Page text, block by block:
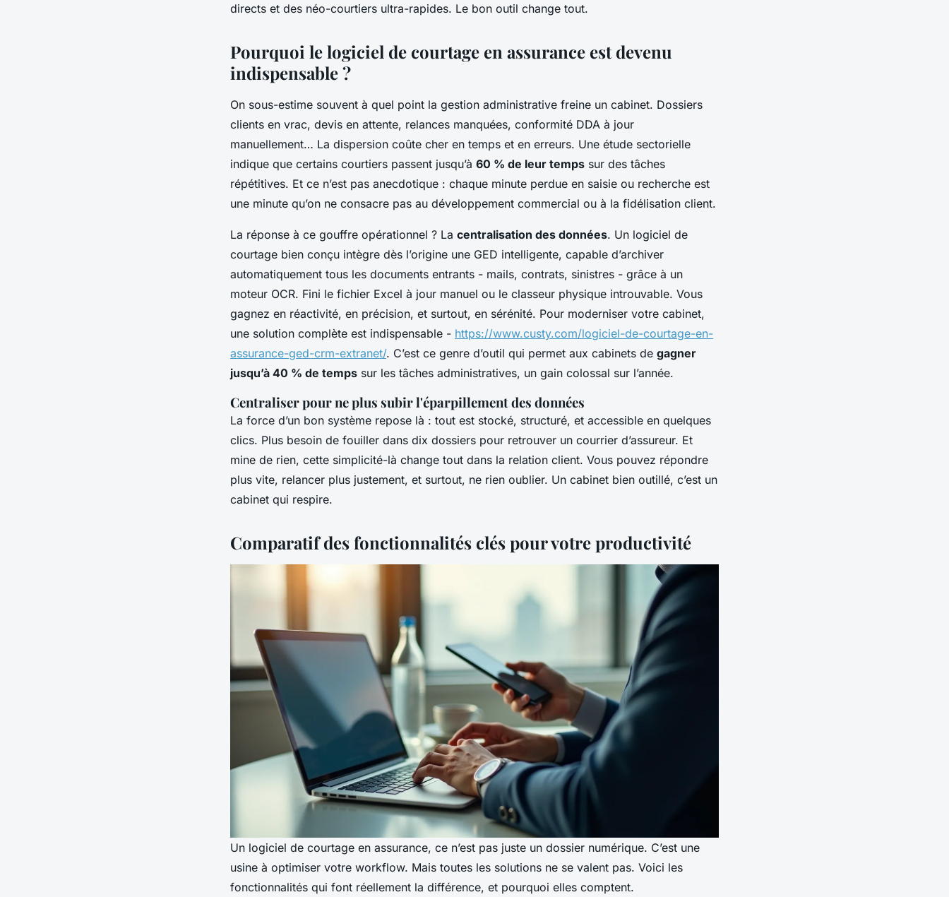
directs et des néo-courtiers ultra-rapides. Le bon outil change tout.
Pourquoi le logiciel de courtage en assurance est devenu
indispensable ?
On sous-estime souvent à quel point la gestion administrative freine un cabinet. Dossiers
clients en vrac, devis en attente, relances manquées, conformité DDA à jour
manuellement… La dispersion coûte cher en temps et en erreurs. Une étude sectorielle
indique que certains courtiers passent jusqu’à 60 % de leur temps sur des tâches
répétitives. Et ce n’est pas anecdotique : chaque minute perdue en saisie ou recherche est
une minute qu’on ne consacre pas au développement commercial ou à la fidélisation client.
La réponse à ce gouffre opérationnel ? La centralisation des données. Un logiciel de
courtage bien conçu intègre dès l’origine une GED intelligente, capable d’archiver
automatiquement tous les documents entrants - mails, contrats, sinistres - grâce à un
moteur OCR. Fini le fichier Excel à jour manuel ou le classeur physique introuvable. Vous
gagnez en réactivité, en précision, et surtout, en sérénité. Pour moderniser votre cabinet,
une solution complète est indispensable - https://www.custy.com/logiciel-de-courtage-en-
assurance-ged-crm-extranet/. C’est ce genre d’outil qui permet aux cabinets de gagner
jusqu’à 40 % de temps sur les tâches administratives, un gain colossal sur l’année.
Centraliser pour ne plus subir l'éparpillement des données
La force d’un bon système repose là : tout est stocké, structuré, et accessible en quelques
clics. Plus besoin de fouiller dans dix dossiers pour retrouver un courrier d’assureur. Et
mine de rien, cette simplicité-là change tout dans la relation client. Vous pouvez répondre
plus vite, relancer plus justement, et surtout, ne rien oublier. Un cabinet bien outillé, c’est un
cabinet qui respire.
Comparatif des fonctionnalités clés pour votre productivité
Un logiciel de courtage en assurance, ce n’est pas juste un dossier numérique. C’est une
usine à optimiser votre workflow. Mais toutes les solutions ne se valent pas. Voici les
fonctionnalités qui font réellement la différence, et pourquoi elles comptent.